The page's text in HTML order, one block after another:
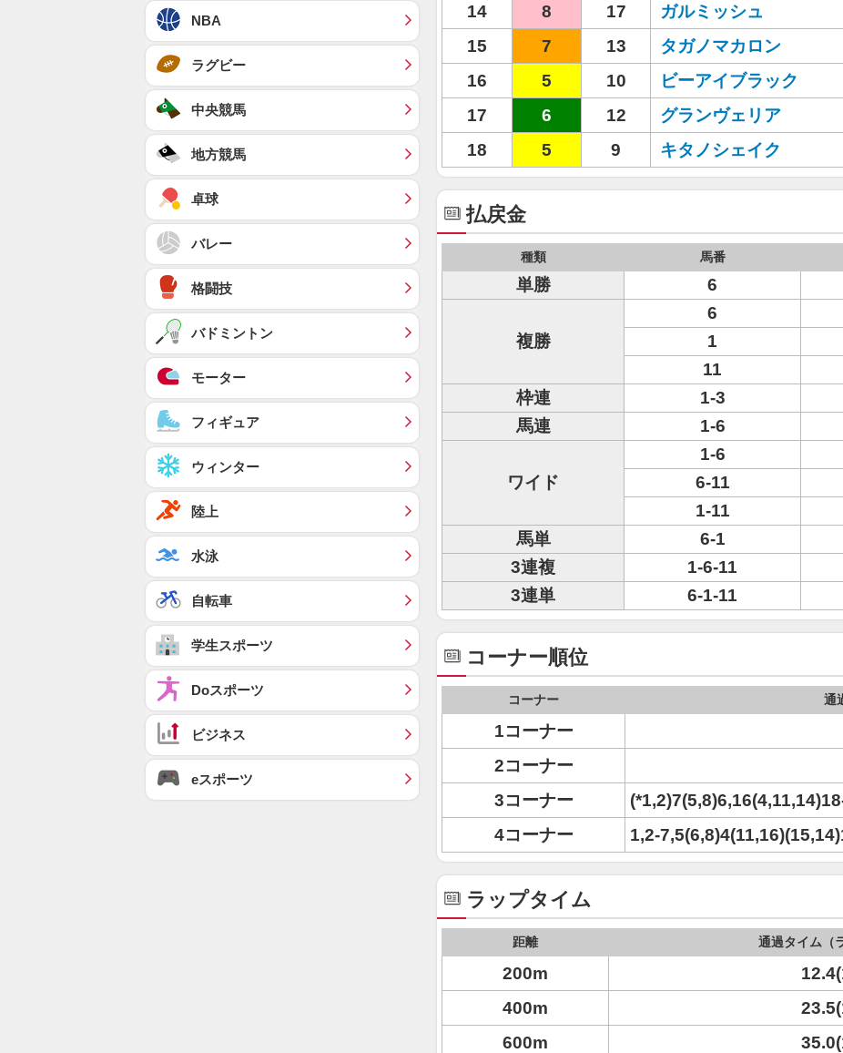
14
8 17 ガルミッシュ
15
7 13 タガノマカロン
16
5 10 ビーアイブラック
17
6 12 グランヴェリア
18
5 9 キタノシェイク
払戻金
種類 馬番
単勝 6
複勝
6
1
11
枠連
1-3
馬連
1-6
ワイド
1-6
6-11
1-11
馬単
6-1
3連複
1-6-11
3連単
6-1-11
コーナー順位
コーナー 通
1コーナー
2コーナー
3コーナー
4コーナー
1,2-
ラップタイム
距離 通過タイム（
200m
400m
600m
NBA
ラグビー
中央競馬
地方競馬
卓球
バレー
格闘技
バドミントン
モーター
フィギュア
ウィンター
陸上
水泳
自転車
学生スポーツ
Doスポーツ
ビジネス
eスポーツ